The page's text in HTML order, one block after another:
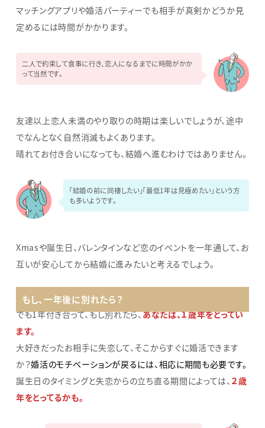
マッチングアプリや婚活パーティーでも相手が真剣かどうか見
定めるには時間がかかります。
二人で約束して食事に行き、恋人になるまでに時間がかか
って当然です。
友達以上恋人未満のやり取りの時期は楽しいでしょうが、途中
でなんとなく自然消滅もよくあります。
晴れてお付き合いになっても、結婚へ進むわけではありません。
「結婚の前に同棲したい」「最低1年は見極めたい」という方
も多いようです。
Xmasや誕生日、バレンタインなど恋のイベントを一年通して、お
互いが安心してから結婚に進みたいと考えるでしょう。
もし、一年後に別れたら？
でも1年付き合って、もし別れたら、あなたは、１歳年をとってい
ます。
大好きだったお相手に失恋して、そこからすぐに婚活できます
か？婚活のモチベーションが戻るには、相応に期間も必要です。
誕生日のタイミングと失恋からの立ち直る期間によっては、 ２歳
年をとってるかも。